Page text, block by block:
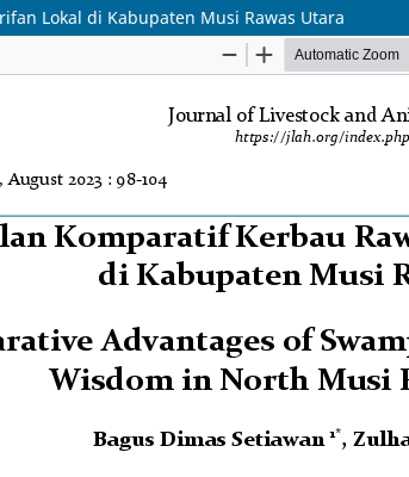
Lokal di Kabupaten Musi Rawas Utara